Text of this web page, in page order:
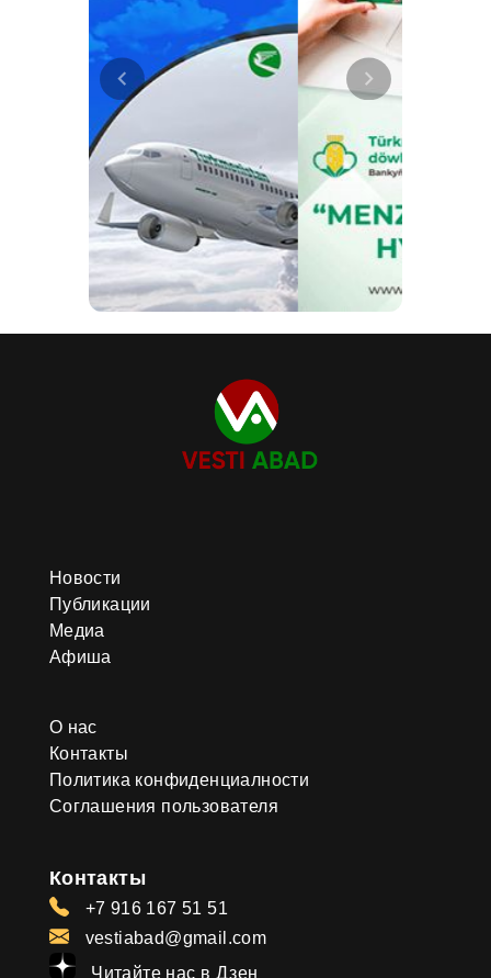
Новости
Публикации
Медиа
Афиша
О нас
Контакты
Политика конфиденциалности
Соглашения пользователя
Контакты
+7 916 167 51 51
vestiabad@gmail.com
Читайте нас в Дзен